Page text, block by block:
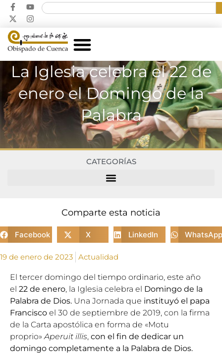
La Iglesia celebra el 22 de
enero el Domingo de la
Palabra
CATEGORÍAS
Comparte esta noticia
Facebook X LinkedIn WhatsApp
19 de enero de 2023 Actualidad
El tercer domingo del tiempo ordinario, este año
el 22 de enero, la Iglesia celebra el Domingo de la
Palabra de Dios. Una Jornada que instituyó el papa
Francisco el 30 de septiembre de 2019, con la firma
de la Carta apostólica en forma de «Motu
proprio»Aperuit illis, con el fin de dedicar un
domingo completamente a la Palabra de Dios.